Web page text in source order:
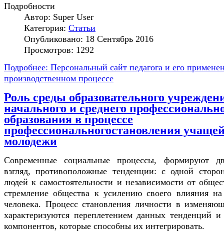
Подробности
Автор: Super User
Категория: Статьи
Опубликовано: 18 Сентябрь 2016
Просмотров: 1292
Подробнее: Персональный сайт педагога и его
производственном процессе
Роль среды образовательного
начального и среднего
образования в процессе
профессиональногостановления
молодежи
Современные социальные процессы, формируют
взгляд, противоположные тенденции: с одной
людей к самостоятельности и независимости от
стремление общества к усилению своего влияния
человека. Процесс становления личности в
характеризуются переплетением данных тенденций
компонентов, которые способны их интегрировать.